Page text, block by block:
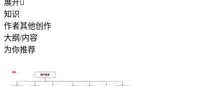
展开
知识
作者其他创作
大纲/内容
为你推荐